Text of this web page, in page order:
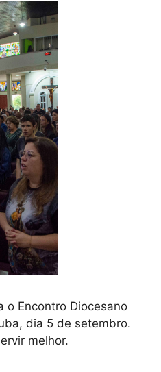
o Encontro Diocesano
dia 5 de setembro.
melhor.